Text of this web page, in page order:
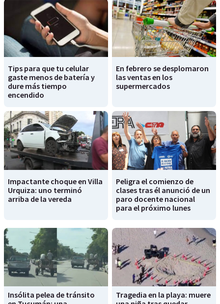
Tips para que tu celular
gaste menos de batería y
dure más tiempo
encendido
En febrero se desplomaron
las ventas en los
supermercados
Impactante choque en Villa
Urquiza: uno terminó
arriba de la vereda
Peligra el comienzo de
clases tras él anunció de un
paro docente nacional
para el próximo lunes
Insólita pelea de tránsito
Tragedia en la playa: muere